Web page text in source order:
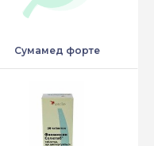
Сумамед форте